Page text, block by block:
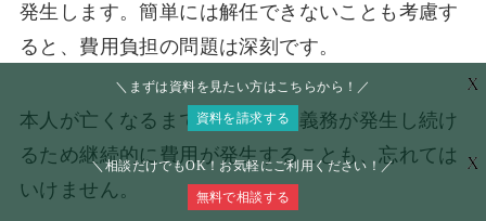
発生します。簡単には解任できないことも考慮す
ると、費用負担の問題は深刻です。
本人が亡くなるまでは、報告の義務が発生し続け
るため継続的に費用が発生することも、忘れては
いけません。
＼相談だけでもOK！お気軽にご利用ください！／
無料で相談する
X
＼まずは資料を見たい方はこちらから！／
資料を請求する
X